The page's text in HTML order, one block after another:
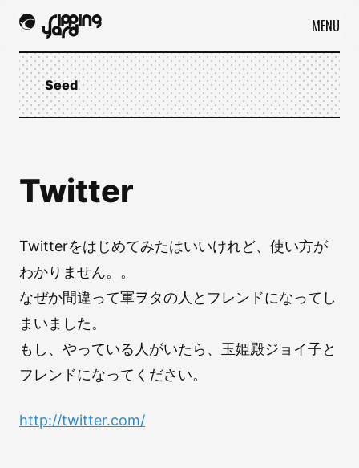
MENU
Seed
Twitter
Twitterをはじめてみたはいいけれど、使い方が
わかりません。。
なぜか間違って軍ヲタの人とフレンドになってし
まいました。
もし、やっている人がいたら、玉姫殿ジョイ子と
フレンドになってください。
http://twitter.com/